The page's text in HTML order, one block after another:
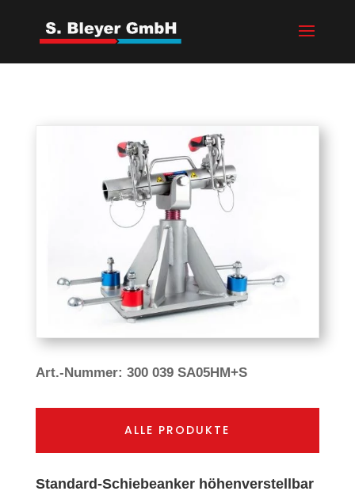
Art.-Nummer: 300 039 SA05HM+S
ALLE PRODUKTE
Standard-Schiebeanker höhenverstellbar